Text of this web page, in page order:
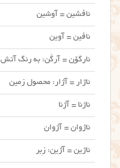
ئاڤشین = آوشین
ئاڤین = آوین
ئارگۆن = آرگُن: به رنگ آتش
ئاژار = آژار: محصول زمین
ئاژنا = آژنا
ئاژوان = آژوان
ئاژین = آژین: زِبر